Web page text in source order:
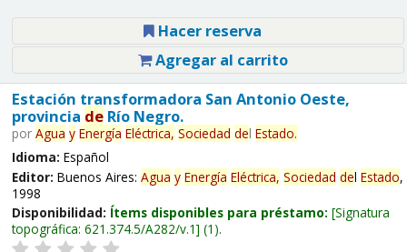
Hacer reserva
Agregar al carrito
Estación transformadora San Antonio Oeste,
provincia deRío Negro.
por Agua y Energía Eléctrica, Sociedad del Estado.
Idioma: Español
Editor: Buenos Aires: Agua y Energía Eléctrica, Sociedad del Estado,
1998
Disponibilidad: Ítems disponibles para préstamo: Signatura
topográfica: 621.374.5/A282/v.1 (1).